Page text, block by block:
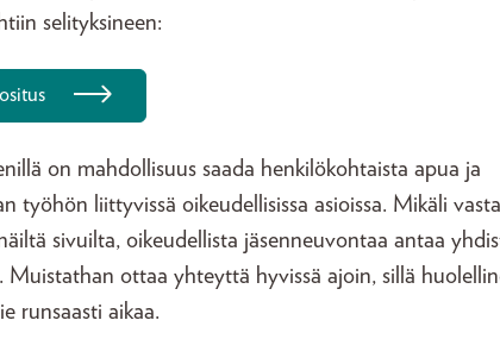
selityksineen:
on mahdollisuus saada henkilökohtaista apua ja
työhön liittyvissä oikeudellisissa asioissa. Mikäli
sivuilta, oikeudellista jäsenneuvontaa antaa
. Muistathan ottaa yhteyttä hyvissä ajoin, sillä
runsaasti aikaa.